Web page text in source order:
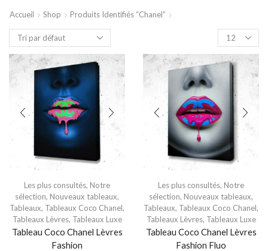
Accueil Shop Produits Identifiés “chanel”
Les plus consultés, Notre
sélection, Nouveaux tableaux,
Tableaux, Tableaux Coco Chanel,
Tableaux Lèvres, Tableaux Luxe
Tableau Coco Chanel Lèvres
Fashion
Les plus consultés, Notre
sélection, Nouveaux tableaux,
Tableaux, Tableaux Coco Chanel,
Tableaux Lèvres, Tableaux Luxe
Tableau Coco Chanel Lèvres
Fashion Fluo